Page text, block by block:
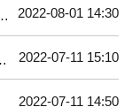
2022-08-01 14:30
2022-07-11 15:10
2022-07-11 14:50